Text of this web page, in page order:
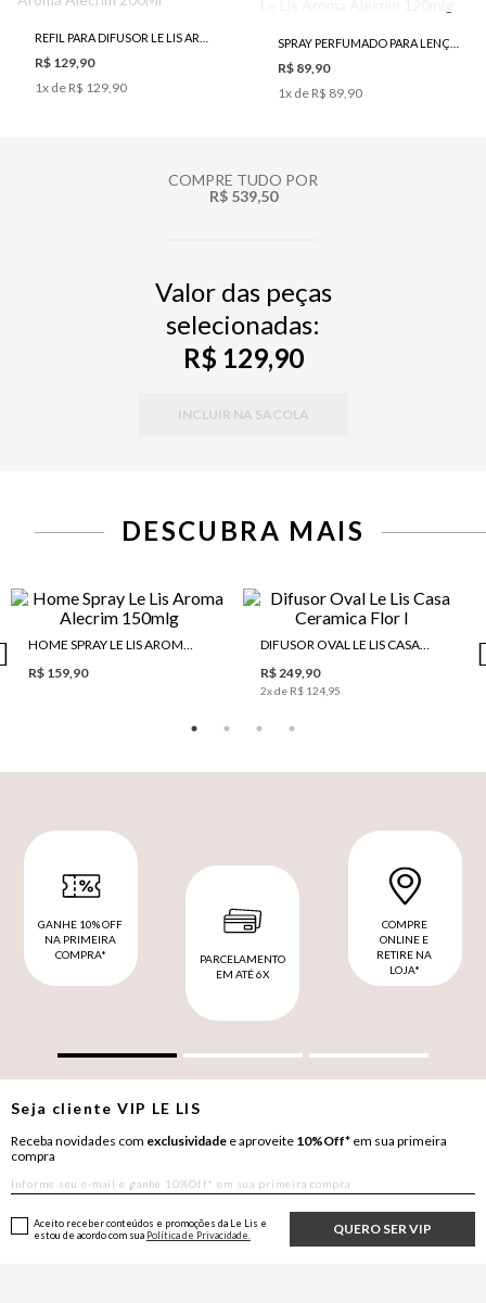
R$ 129,90
1x de R$ 129,90
R$ 89,90
1x de R$ 89,90
COMPRE TUDO POR
R$ 539,50
Valor das peças
selecionadas:
R$ 129,90
INCLUIR NA SACOLA
DESCUBRA MAIS
HOME SPRAY LE LIS AROMA ALECRIM 150MLG
R$ 159,90
DIFUSOR OVAL LE LIS CASA CERAMICA FLOR I
R$ 249,90
2x de R$ 124,95
GANHE 10% OFF
NA PRIMEIRA
COMPRA*
PARCELAMENTO
EM ATÉ 6X
COMPRE
ONLINE E
RETIRE NA
LOJA*
Seja clienteVIP LE LIS
Receba novidades com exclusividade e aproveite 10%Off* em sua primeira
compra
QUERO SER VIP
Aceito receber conteúdos e promoções da Le Lis e
estou de acordo com sua Política de Privacidade.